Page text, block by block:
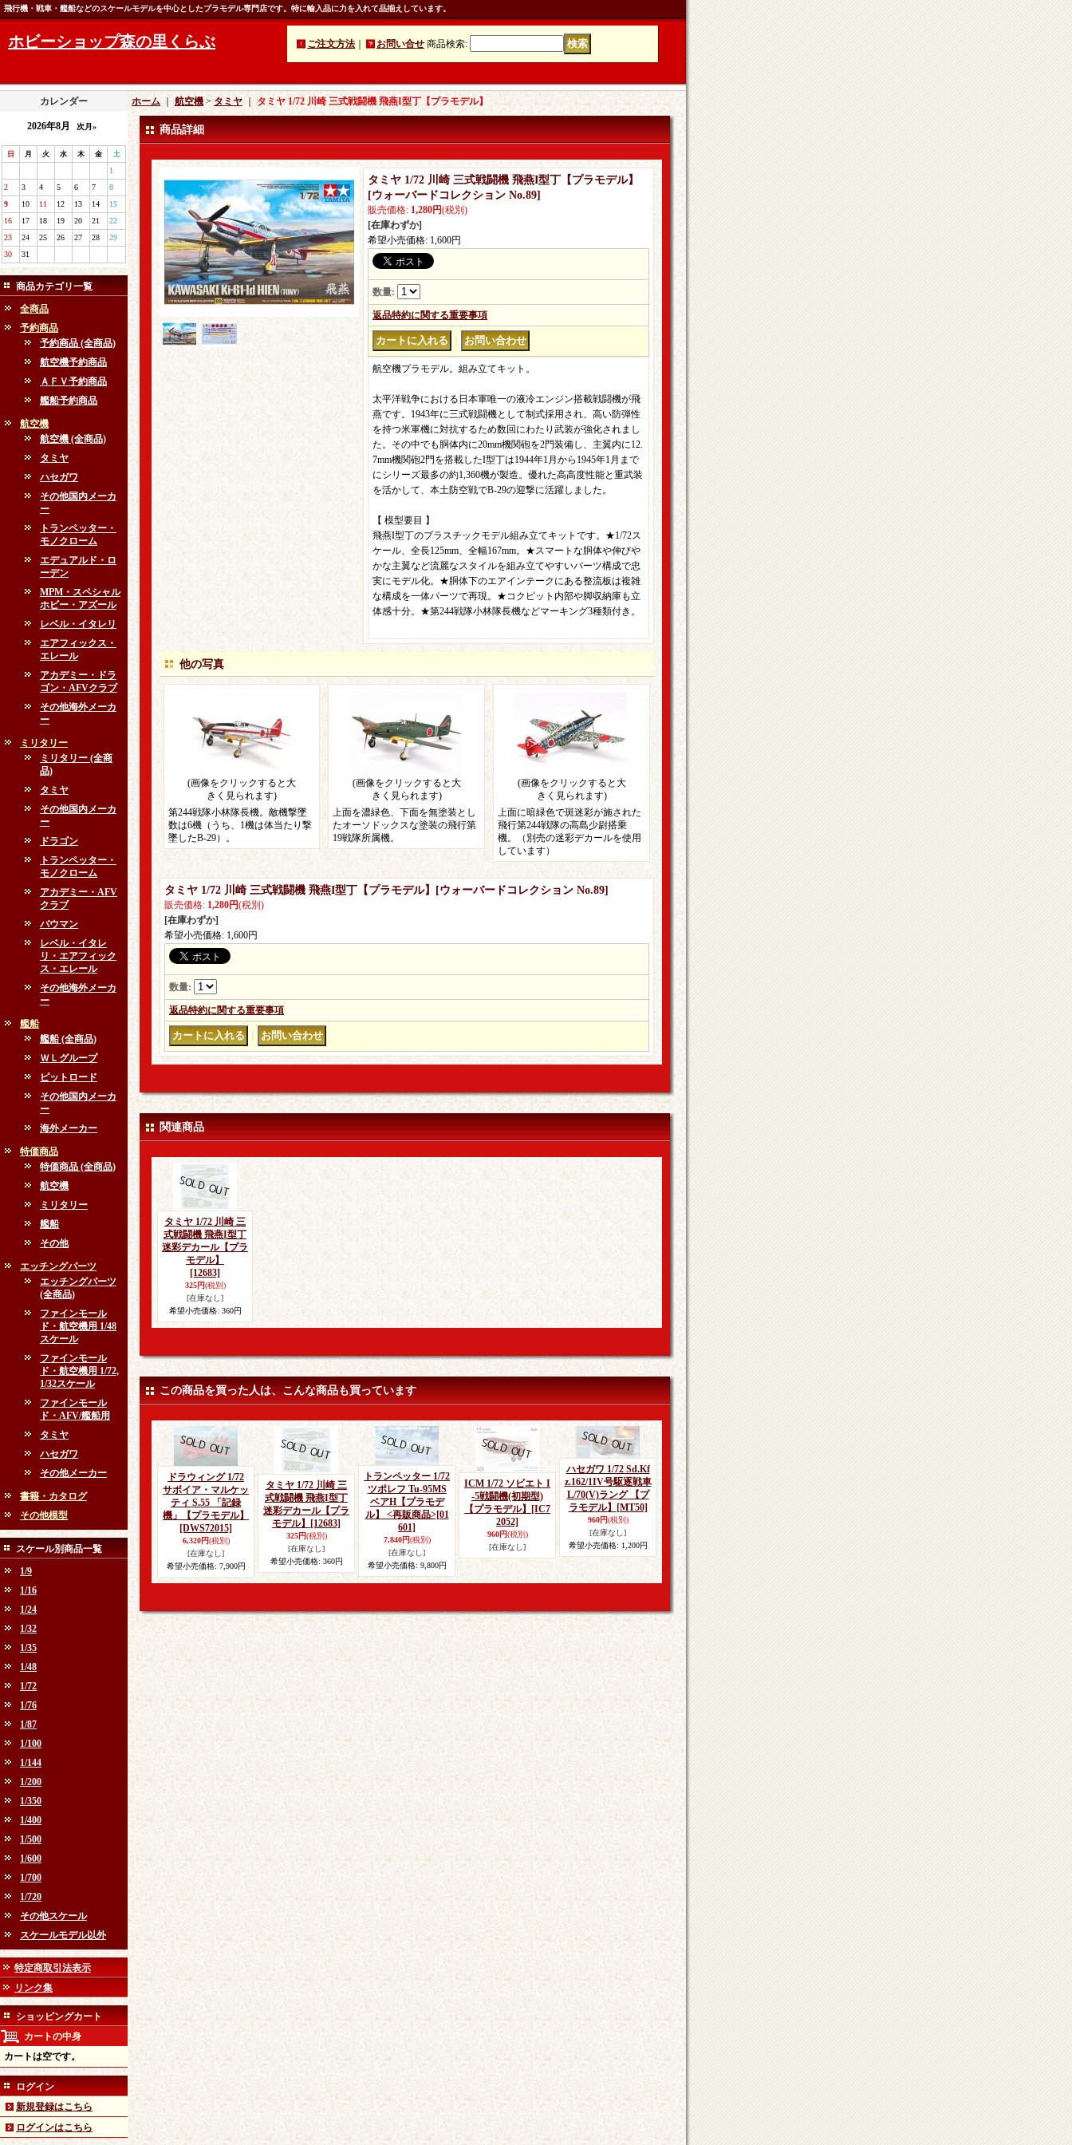
飛行機・戦車・艦船などのスケールモデルを中心としたプラモデル専門店です。特に輸入品に力を入れて品揃えしています。
ホビーショップ森の里くらぶ ご注文方法 お問い合せ 商品検索:
カレンダー
2026年8月 次月»
日 月 火 水 木 金 土
1
2
3 4 5 6 7
8
9
10 11 12 13 14
15
16
17 18 19 20 21
22
23
24 25 26 27 28
29
30
31
商品カテゴリ一覧
全商品
予約商品
予約商品 (全商品)
航空機予約商品
ＡＦＶ予約商品
艦船予約商品
航空機
航空機 (全商品)
タミヤ
ハセガワ
その他国内メーカ
ー
トランペッター・
モノクローム
エデュアルド・ロ
ーデン
MPM・スペシャル
ホビー・アズール
レベル・イタレリ
エアフィックス・
エレール
アカデミー・ドラ
ゴン・AFVクラブ
その他海外メーカ
ー
ミリタリー
ミリタリー (全商
品)
タミヤ
その他国内メーカ
ー
ドラゴン
トランペッター・
モノクローム
アカデミー・AFV
クラブ
バウマン
レベル・イタレ
リ・エアフィック
ス・エレール
その他海外メーカ
ー
艦船
艦船 (全商品)
ＷＬグループ
ピットロード
その他国内メーカ
ー
海外メーカー
特価商品
特価商品 (全商品)
航空機
ミリタリー
艦船
その他
エッチングパーツ
エッチングパーツ
(全商品)
ファインモール
ド・航空機用 1/48
スケール
ファインモール
ド・航空機用 1/72,
1/32スケール
ファインモール
ド・AFV/艦船用
タミヤ
ハセガワ
その他メーカー
書籍・カタログ
その他模型
スケール別商品一覧
1/9
1/16
1/24
1/32
1/35
1/48
1/72
1/76
1/87
1/100
1/144
1/200
1/350
1/400
1/500
1/600
1/700
1/720
その他スケール
スケールモデル以外
特定商取引法表示
リンク集
ショッピングカート
カートの中身
カートは空です。
ログイン
新規登録はこちら
ログインはこちら
ホーム 航空機 > タミヤ ｜タミヤ 1/72 川崎 三式戦闘機 飛燕I型丁【プラモデル】
商品詳細
タミヤ 1/72 川崎 三式戦闘機 飛燕I型丁【プラモデル】
[ウォーバードコレクション No.89]
販売価格: 1,280円(税別)
[在庫わずか]
希望小売価格: 1,600円
数量:
返品特約に関する重要事項
航空機プラモデル。組み立てキット。
太平洋戦争における日本軍唯一の液冷エンジン搭載戦闘機が飛
燕です。1943年に三式戦闘機として制式採用され、高い防弾性
を持つ米軍機に対抗するため数回にわたり武装が強化されまし
た。その中でも胴体内に20mm機関砲を2門装備し、主翼内に12.
7mm機関砲2門を搭載したI型丁は1944年1月から1945年1月まで
にシリーズ最多の約1,360機が製造。優れた高高度性能と重武装
を活かして、本土防空戦でB-29の迎撃に活躍しました。
【 模型要目 】
飛燕I型丁のプラスチックモデル組み立てキットです。★1/72ス
ケール、全長125mm、全幅167mm。★スマートな胴体や伸びや
かな主翼など流麗なスタイルを組み立てやすいパーツ構成で忠
実にモデル化。★胴体下のエアインテークにある整流板は複雑
な構成を一体パーツで再現。★コクピット内部や脚収納庫も立
体感十分。★第244戦隊小林隊長機などマーキング3種類付き。
他の写真
(画像をクリックすると大
きく見られます)
第244戦隊小林隊長機。敵機撃墜
数は6機（うち、1機は体当たり撃
墜したB-29）。
(画像をクリックすると大
きく見られます)
上面を濃緑色、下面を無塗装とし
たオーソドックスな塗装の飛行第
19戦隊所属機。
(画像をクリックすると大
きく見られます)
上面に暗緑色で斑迷彩が施された
飛行第244戦隊の高島少尉搭乗
機。（別売の迷彩デカールを使用
しています）
タミヤ 1/72 川崎 三式戦闘機 飛燕I型丁【プラモデル】 [ウォーバードコレクション No.89]
販売価格: 1,280円(税別)
[在庫わずか]
希望小売価格: 1,600円
数量:
返品特約に関する重要事項
関連商品
タミヤ 1/72 川崎 三
式戦闘機 飛燕I型丁
迷彩デカール【プラ
モデル】
[12683]
325円(税別)
[在庫なし]
希望小売価格: 360円
この商品を買った人は、こんな商品も買っています
ドラウィング 1/72
サボイア・マルケッ
ティ S.55 「記録
機」【プラモデル】
[DWS72015]
6,320円(税別)
[在庫なし]
希望小売価格: 7,900円
タミヤ 1/72 川崎 三
式戦闘機 飛燕I型丁
迷彩デカール【プラ
モデル】
[12683]
325円(税別)
[在庫なし]
希望小売価格: 360円
トランペッター 1/72
ツポレフ Tu-95MS
ベアH【プラモデ
ル】 <再販商品>[01
601]
7,840円(税別)
[在庫なし]
希望小売価格: 9,800円
ICM 1/72 ソビエト I
-5戦闘機(初期型)
【プラモデル】
[IC7
2052]
960円(税別)
[在庫なし]
ハセガワ 1/72 Sd.Kf
z.162/1IV号駆逐戦車
L/70(V)ラング 【プ
ラモデル】
[MT50]
960円(税別)
[在庫なし]
希望小売価格: 1,200円